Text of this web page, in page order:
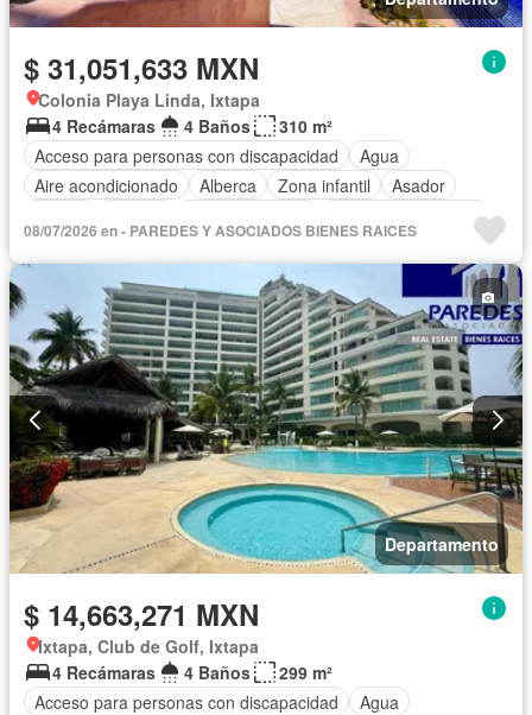
$ 31,051,633 MXN
Colonia Playa Linda, Ixtapa
4 Recámaras
4 Baños
310 m²
Acceso para personas con discapacidad
Agua
Aire acondicionado
Alberca Zona infantil
Asador
Caseta de vigilancia
Circuito cerrado de televisión
Cisterna
Cocina equipada
Cuarto de Limpieza
Cuarto de servicio
Electricidad
Elevador Estacionamiento
Gas natural
Gimnasio
Internet Jacuzzi
Jardín
Recámara con closet
Sala polivalente
Seguridad
Televisión por cable
Terraza Vista panorámica
Wifi
Completamente amueblado
08/07/2026 en - PAREDES Y ASOCIADOS BIENES RAICES
Departamento
$ 14,663,271 MXN
Ixtapa, Club de Golf, Ixtapa
4 Recámaras
4 Baños
299 m²
Acceso para personas con discapacidad
Agua